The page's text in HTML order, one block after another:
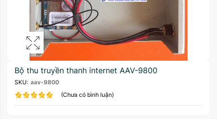
Bộ thu truyền thanh internet AAV-9800
SKU: aav-9800
(Chưa có bình luận)